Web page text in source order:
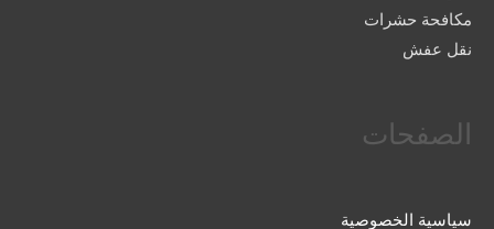
مكافحة حشرات
نقل عفش
الصفحات
سياسية الخصوصية